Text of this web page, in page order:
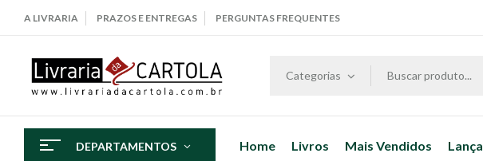
A LIVRARIA PRAZOS E ENTREGAS PERGUNTAS FREQUENTES
Categorias
DEPARTAMENTOS Home Livros Mais Vendidos